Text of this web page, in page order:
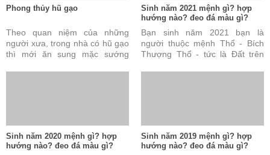
Phong thủy hũ gạo
Theo quan niệm của những
người xưa, trong nhà có hũ gạo
thì mới ăn sung mặc sướng
Sinh năm 2021 mệnh gì? hợp
hướng nào? đeo đá màu gì?
Bạn sinh năm 2021 bạn là
người thuộc mệnh Thổ - Bích
Thượng Thổ - tức là Đất trên
Sinh năm 2020 mệnh gì? hợp
hướng nào? đeo đá màu gì?
Sinh năm 2019 mệnh gì? hợp
hướng nào? đeo đá màu gì?